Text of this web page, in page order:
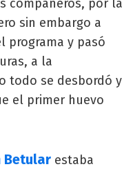
compañeros, por la
sin embargo a
programa y pasó
a la
todo se desbordó y
el primer huevo
Betular estaba